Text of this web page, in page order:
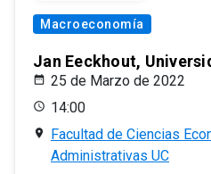
Macroeconomía
Jan Eeckhout,
25 de Marzo de 2022
14:00
Facultad de Ciencias
Administrativas UC